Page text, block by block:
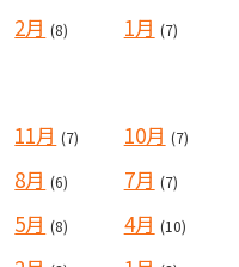
2月 (8) 1月 (7)
11月 (7) 10月 (7)
8月 (6) 7月 (7)
5月 (8) 4月 (10)